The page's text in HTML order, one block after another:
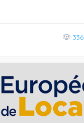
336